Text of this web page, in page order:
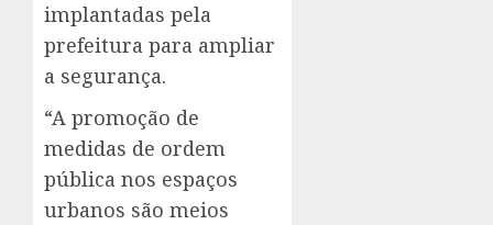
implantadas pela
prefeitura para ampliar
a segurança.
“A promoção de
medidas de ordem
pública nos espaços
urbanos são meios